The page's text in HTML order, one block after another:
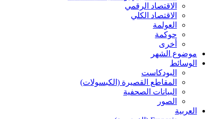
الاقتصاد الرقمي
الاقتصاد الكلي
العولمة
حوكمة
أخرى
موضوع الشهر
الوسائط
البودكاست
المقاطع القصيرة (الكبسولات)
البيانات الصحفية
الصور
العربية